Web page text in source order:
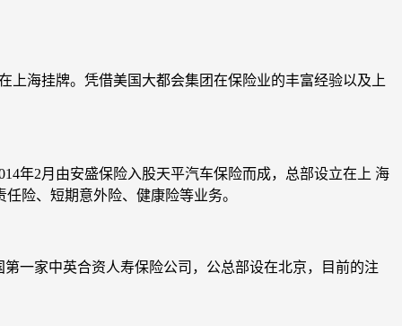
上海挂牌。凭借美国大都会集团在保险业的丰富经验以及上
年2月由安盛保险入股天平汽车保险而成，总部设立在上 海
险、短期意外险、健康险等业务。
一家中英合资人寿保险公司，公总部设在北京，目前的注